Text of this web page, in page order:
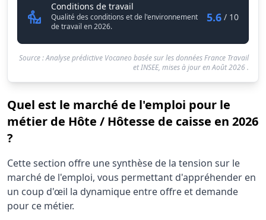
Conditions de travail
Qualité des conditions et de l'environnement
de travail en 2026.
5.6 / 10
Source : Analyse prédictive Vocaneo basée sur les données France Travail
et INSEE, mises à jour enAoût 2026.
Quel est le marché de l'emploi pour le
métier de Hôte / Hôtesse de caisse en 2026
?
Statistiques recrutement Hôte / Hôtesse de caisse 2026
Indicateur
Valeur brute
Demandeurs d'emploi (12 mois)
84230
Offres publiées (12 mois)
Cette section offre une synthèse de la tension sur le
marché de l'emploi, vous permettant d'appréhender en
un coup d'œil la dynamique entre offre et demande
pour ce métier.